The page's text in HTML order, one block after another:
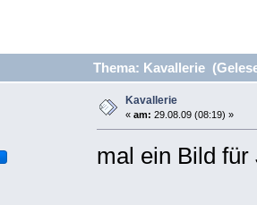
Thema: Kavallerie
Kavallerie
« am: 29.08.09 (08:19) »
mal ein Bild für